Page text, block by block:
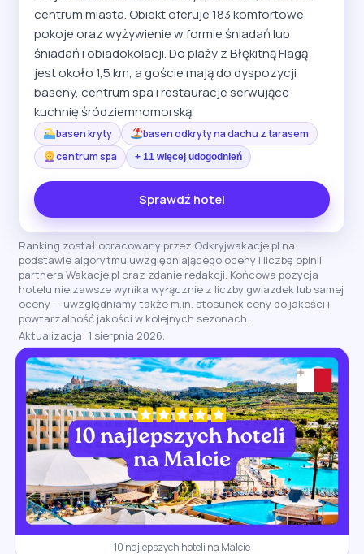
centrum miasta. Obiekt oferuje 183 komfortowe
pokoje oraz wyżywienie w formie śniadań lub
śniadań i obiadokolacji. Do plaży z Błękitną Flagą
jest około 1,5 km, a goście mają do dyspozycji
baseny, centrum spa i restauracje serwujące
kuchnię śródziemnomorską.
basen kryty
basen odkryty na dachu z tarasem
centrum spa
+ 11 więcej udogodnień
Sprawdź hotel
Ranking został opracowany przez Odkryjwakacje.pl na
podstawie algorytmu uwzględniającego oceny i liczbę opinii
partnera Wakacje.pl oraz zdanie redakcji. Końcowa pozycja
hotelu nie zawsze wynika wyłącznie z liczby gwiazdek lub samej
oceny — uwzględniamy także m.in. stosunek ceny do jakości i
powtarzalność jakości w kolejnych sezonach.
Aktualizacja: 1 sierpnia 2026.
10 najlepszych hoteli na Malcie